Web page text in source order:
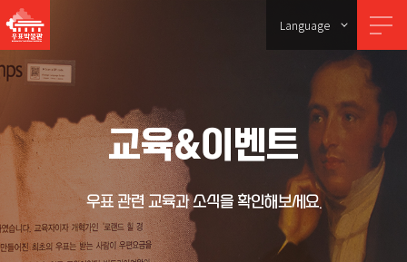
Language
교육&이벤트
우표 관련 교육과 소식을 확인해보세요.